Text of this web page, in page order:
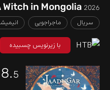
Witch in Mongolia2026
سریال ماجراجویی
با زیرنویس چسبیده
8.5